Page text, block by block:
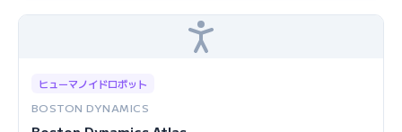
ヒューマノイドロボット
BOSTON DYNAMICS